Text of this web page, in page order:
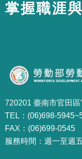
掌握職涯
720201 臺南市官田
TEL：(06)698-
FAX：(06)699-0545
服務時間：週一至週